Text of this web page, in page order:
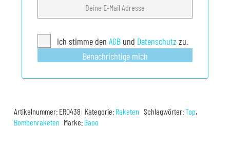
Ich stimme denAGB und Datenschutz zu.
Benachrichtige mich
Artikelnummer: ER0438 Kategorie: Raketen Schlagwörter:Top,
Bombenraketen Marke: Gaoo